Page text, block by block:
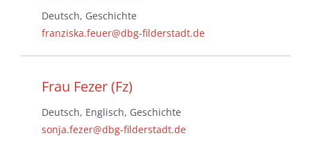
Deutsch, Geschichte
franziska.feuer@dbg-filderstadt.de
Frau Fezer (Fz)
Deutsch, Englisch, Geschichte
sonja.fezer@dbg-filderstadt.de